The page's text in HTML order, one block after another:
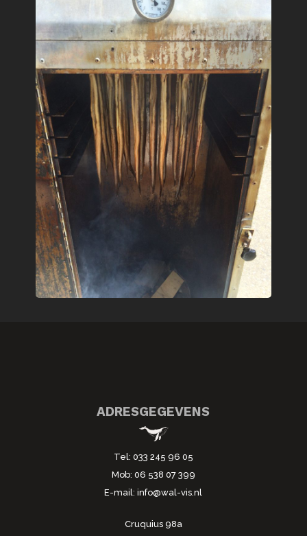
ADRESGEGEVENS
Tel: 033 245 96 05
Mob: 06 538 07 399
E-mail:info@wal-vis.nl
Cruquius 98a